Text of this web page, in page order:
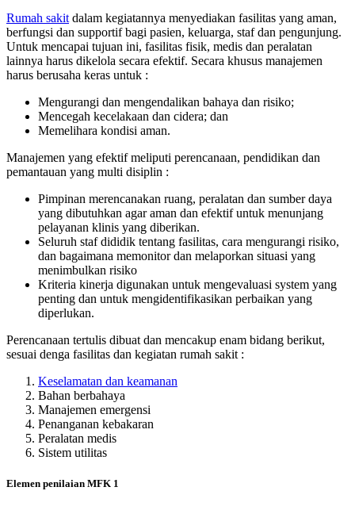
Rumah sakit dalam kegiatannya menyediakan fasilitas yang aman,
berfungsi dan supportif bagi pasien, keluarga, staf dan pengunjung.
Untuk mencapai tujuan ini, fasilitas fisik, medis dan peralatan
lainnya harus dikelola secara efektif. Secara khusus manajemen
harus berusaha keras untuk :
Mengurangi dan mengendalikan bahaya dan risiko;
Mencegah kecelakaan dan cidera; dan
Memelihara kondisi aman.
Manajemen yang efektif meliputi perencanaan, pendidikan dan
pemantauan yang multi disiplin :
Pimpinan merencanakan ruang, peralatan dan sumber daya
yang dibutuhkan agar aman dan efektif untuk menunjang
pelayanan klinis yang diberikan.
Seluruh staf dididik tentang fasilitas, cara mengurangi risiko,
dan bagaimana memonitor dan melaporkan situasi yang
menimbulkan risiko
Kriteria kinerja digunakan untuk mengevaluasi system yang
penting dan untuk mengidentifikasikan perbaikan yang
diperlukan.
Perencanaan tertulis dibuat dan mencakup enam bidang berikut,
sesuai denga fasilitas dan kegiatan rumah sakit :
Keselamatan dan keamanan
Bahan berbahaya
Manajemen emergensi
Penanganan kebakaran
Peralatan medis
Sistem utilitas
Elemen penilaian MFK 1